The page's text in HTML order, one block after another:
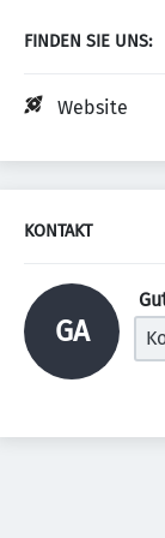
FINDEN SIE UNS:
Website
KONTAKT
GA